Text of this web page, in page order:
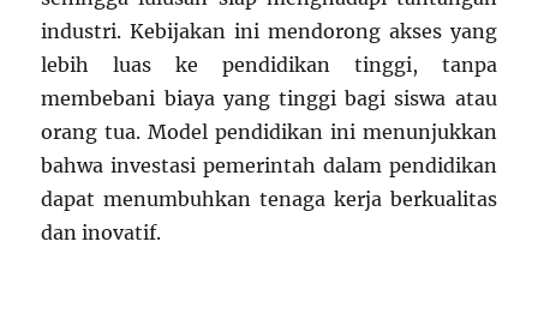
industri. Kebijakan ini mendorong akses yang
lebih luas ke pendidikan tinggi, tanpa
membebani biaya yang tinggi bagi siswa atau
orang tua. Model pendidikan ini menunjukkan
bahwa investasi pemerintah dalam pendidikan
dapat menumbuhkan tenaga kerja berkualitas
dan inovatif.